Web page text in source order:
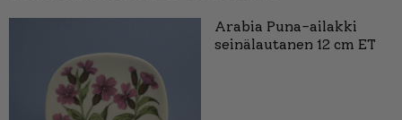
Arabia Puna-ailakki
seinälautanen 12 cm ET